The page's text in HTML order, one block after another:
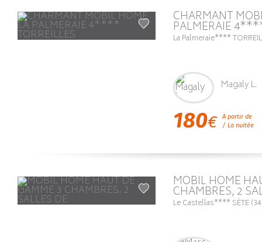
CHARMANT
PALMERAIE
La Palmeraie****
Magaly L.
180€
A partir de
/ La nuitée
MOBIL HOME
CHAMBRES, 2
Le Castellas**** SÈTE